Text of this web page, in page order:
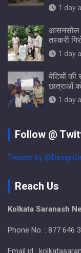
1 day
आसनसोल
तस्करी
1 day
बेटियों की
छात्राओं
1 day
Follow @
Tweets by
Reach Us
Kolkata Saranash
Phone No. : 877 646
Email id :